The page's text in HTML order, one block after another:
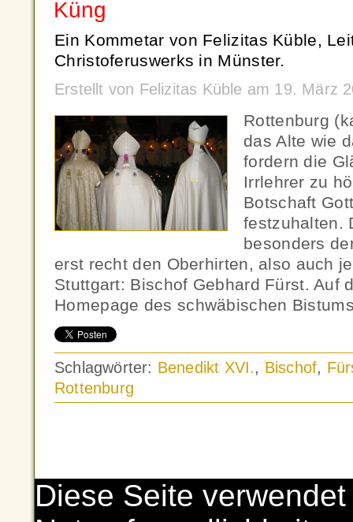
Küng
Ein Kommetar von Felizitas Küble,
Christoferuswerks in Münster.
Erstellt von Felizitas Küble am 19. März
Rottenburg
das Alte wie
fordern die
Irrlehrer zu
Botschaft
festzuhalten.
besonders
erst recht den Oberhirten, also auch
Stuttgart: Bischof Gebhard Fürst. Auf
Homepage des schwäbischen
Schlagwörter: Benedikt XVI., Bischof,
Rottenburg
Diese Seite